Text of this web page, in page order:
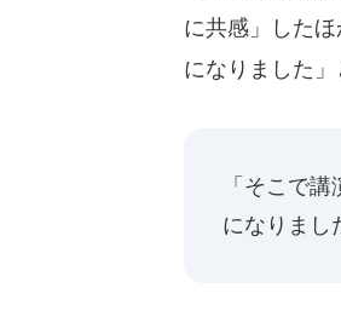
に共感」した
になりました」
「そこで
になりまし